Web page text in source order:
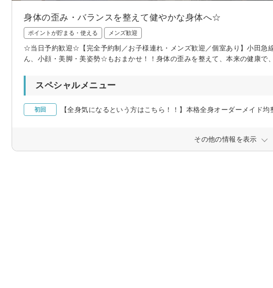
身体の歪み・バランスを整えて健やかな身体へ☆
ポイントが貯まる・使える メンズ歓迎
☆当日予約歓迎☆【完全予約制／お子様連れ・メンズ歓迎／個室あり】小田急
ん、小顔・美脚・美姿勢☆もおまかせ！！身体の歪みを整えて、本来の健康で
スペシャルメニュー
初回 【全身気になるという方はこちら！！】本格全身オーダーメイド均
その他の情報を表示